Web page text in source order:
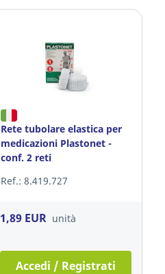
Rete tubolare elastica per
medicazioni Plastonet -
conf. 2 reti
Ref.: 8.419.727
1,89 EUR unità
Accedi / Registrati